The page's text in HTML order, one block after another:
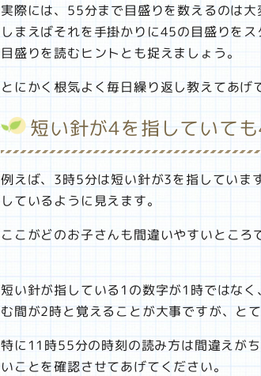
実際には、55分まで目盛りを数えるのは
しまえばそれを手掛かりに45の目盛りを
目盛りを読むヒントとも捉えましょう。
とにかく根気よく毎日繰り返し教えてあげ
短い針が4を指していて
例えば、3時5分は短い針が3を指していま
しているように見えます。
ここがどのお子さんも間違いやすいところ
短い針が指している1の数字が1時ではな
む間が2時と覚えることが大事ですが、と
特に11時55分の時刻の読み方は間違えが
いことを確認させてあげてください。